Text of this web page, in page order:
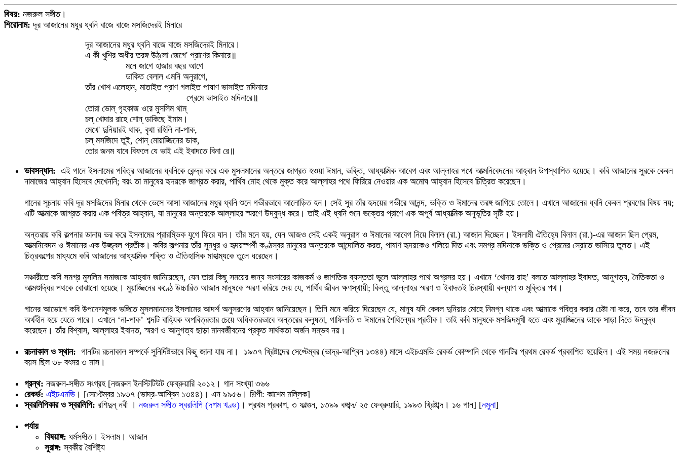
বিষয়: নজরুল সঙ্গীত।
শিরোনাম: দূর আজানের মধুর ধ্বনি বাজে বাজে মসজিদেরই মিনারে
দূর আজানের মধুর ধ্বনি বাজে বাজে মসজিদেরই মিনারে।
এ কী খুশির অধীর তরঙ্গ উঠ্‌লো জেগে' প্রাণের কিনারে॥
মনে জাগে হাজার বছর আগে
ডাকিত বেলাল এমনি অনুরাগে,
তাঁর খোশ এলেহান, মাতাইত প্রাণ গলাইত পাষাণ ভাসাইত মদিনারে
প্রেমে ভাসাইত মদিনারে॥
তোরা ভোল্ গৃহকাজ ওরে মুসলিম থাম্
চল্ খোদার রাহে শোন্ ডাকিছে ইমাম।
মেখে' দুনিয়ারই থাক, বৃথা রহিলি না-পাক,
চল্ মসজিদে তুই, শোন্ মোয়াজ্জিনের ডাক,
তোর জনম যাবে বিফলে যে ভাই এই ইবাদতে বিনা রে॥
ভাবসন্ধান: এই গানে ইসলামের পবিত্র আজানের ধ্বনিকে কেন্দ্র করে এক মুসলমানের অন্তরে জাগ্রত হওয়া ঈমান, ভক্তি, আধ্যাত্মিক আবেগ এবং আল্লাহর পথে আত্মনিবেদনের আহ্বান উপস্থাপিত হয়েছে। কবি আজানের সুরকে কেবল
নামাজের আহ্বান হিসেবে দেখেননি; বরং তা মানুষের হৃদয়কে জাগ্রত করার, পার্থিব মোহ থেকে মুক্ত করে আল্লাহর পথে ফিরিয়ে নেওয়ার এক অমোঘ আহ্বান হিসেবে চিত্রিত করেছেন।
গানের সূচনায় কবি দূর মসজিদের মিনার থেকে ভেসে আসা আজানের মধুর ধ্বনি শুনে গভীরভাবে আলোড়িত হন। সেই সুর তাঁর হৃদয়ের গভীরে আনন্দ, ভক্তি ও ঈমানের তরঙ্গ জাগিয়ে তোলে। এখানে আজানের ধ্বনি কেবল শ্রবণের বিষয় নয়;
এটি আত্মাকে জাগ্রত করার এক পবিত্র আহ্বান, যা মানুষের অন্তরকে আল্লাহর স্মরণে উদ্বুদ্ধ করে। তাই এই ধ্বনি শুনে ভক্তের প্রাণে এক অপূর্ব আধ্যাত্মিক অনুভূতির সৃষ্টি হয়।
অন্তরায় কবি কল্পনার ডানায় ভর করে ইসলামের প্রারম্ভিক যুগে ফিরে যান। তাঁর মনে হয়, যেন আজও সেই একই অনুরাগ ও ঈমানের আবেগ নিয়ে বিলাল (রা.) আজান দিচ্ছেন। ইসলামী ঐতিহ্যে বিলাল (রা.)-এর আজান ছিল প্রেম,
আত্মনিবেদন ও ঈমানের এক উজ্জ্বল প্রতীক। কবির কল্পনায় তাঁর সুমধুর ও হৃদয়স্পর্শী কণ্ঠস্বর মানুষের অন্তরকে আন্দোলিত করত, পাষাণ হৃদয়কেও গলিয়ে দিত এবং সমগ্র মদিনাকে ভক্তি ও প্রেমের স্রোতে ভাসিয়ে তুলত। এই
চিত্রকল্পের মাধ্যমে কবি আজানের আধ্যাত্মিক শক্তি ও ঐতিহাসিক মাহাত্ম্যকে তুলে ধরেছেন।
সঞ্চারীতে কবি সমগ্র মুসলিম সমাজকে আহ্বান জানিয়েছেন, যেন তারা কিছু সময়ের জন্য সংসারের কাজকর্ম ও জাগতিক ব্যস্ততা ভুলে আল্লাহর পথে অগ্রসর হয়। এখানে ‘খোদার রাহ’ বলতে আল্লাহর ইবাদত, আনুগত্য, নৈতিকতা ও
আত্মশুদ্ধির পথকে বোঝানো হয়েছে। মুয়াজ্জিনের কণ্ঠে উচ্চারিত আজান মানুষকে স্মরণ করিয়ে দেয় যে, পার্থিব জীবন ক্ষণস্থায়ী; কিন্তু আল্লাহর স্মরণ ও ইবাদতই চিরস্থায়ী কল্যাণ ও মুক্তির পথ।
গানের আভোগে কবি উপদেশমূলক ভঙ্গিতে মুসলমানদের ইসলামের আদর্শ অনুসরণের আহ্বান জানিয়েছেন। তিনি মনে করিয়ে দিয়েছেন যে, মানুষ যদি কেবল দুনিয়ার মোহে নিমগ্ন থাকে এবং আত্মাকে পবিত্র করার চেষ্টা না করে, তবে তার জীবন
অর্থহীন হয়ে যেতে পারে। এখানে ‘না-পাক’ শব্দটি বাহ্যিক অপবিত্রতার চেয়ে অধিকতরভাবে অন্তরের কলুষতা, গাফিলতি ও ঈমানের শৈথিল্যের প্রতীক। তাই কবি মানুষকে মসজিদমুখী হতে এবং মুয়াজ্জিনের ডাকে সাড়া দিতে উদ্বুদ্ধ
করেছেন। তাঁর বিশ্বাস, আল্লাহর ইবাদত, স্মরণ ও আনুগত্য ছাড়া মানবজীবনের প্রকৃত সার্থকতা অর্জন সম্ভব নয়।
রচনাকাল ও স্থান: গানটির রচনাকাল সম্পর্কে সুনির্দিষ্টভাবে কিছু জানা যায় না। ১৯৩৭ খ্রিষ্টাব্দের সেপ্টেম্বর (ভাদ্র-আশ্বিন ১৩৪৪) মাসে এইচএমভি রেকর্ড কোম্পানি থেকে গানটির প্রথম রেকর্ড প্রকাশিত হয়েছিল। এই সময় নজরুলের
বয়স ছিল ৩৮ বৎসর ৩ মাস।
গ্রন্থ: নজরুল-সঙ্গীত সংগ্রহ [নজরুল ইনস্টিটিউট ফেব্রুয়ারি ২০১২। গান সংখ্যা ৩৬৬
রেকর্ড: এইচএমভি। [সেপ্টেম্বর ১৯৩৭ (ভাদ্র-আশ্বিন ১৩৪৪)। এন ৯৯৫৬। শিল্পী: কাশেম মল্লিক]
স্বরলিপিকার ও স্বরলিপি: রশিদুন্ নবী । নজরুল সঙ্গীত স্বরলিপি (দশম খণ্ড) । প্রথম প্রকাশ, ৩ ফাল্গুন, ১৩৯৯ বঙ্গাব্দ/ ২৫ ফেব্রুয়ারি, ১৯৯৩ খ্রিষ্টাব্দ। ১৬ গান] [নমুনা]
পর্যায়
বিষয়াঙ্গ: ধর্মসঙ্গীত। ইসলাম। আজান
সুরাঙ্গ: স্বকীয় বৈশিষ্ট্য